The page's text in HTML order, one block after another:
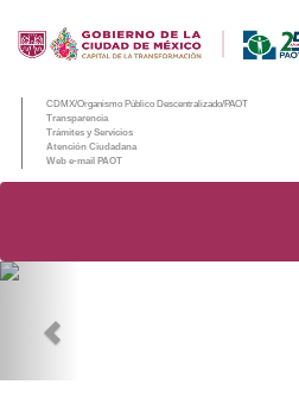
CDMX/Organismo Público Descentralizado/PAOT
Transparencia
Trámites y Servicios
Atención Ciudadana
Web e-mail PAOT